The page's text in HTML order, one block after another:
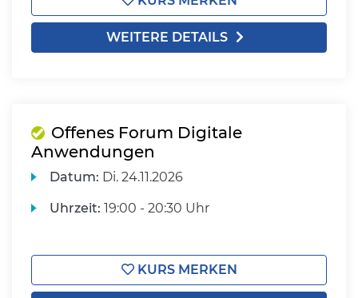
WEITERE DETAILS
Offenes Forum Digitale
Anwendungen
Datum: Di. 24.11.2026
Uhrzeit: 19:00 - 20:30 Uhr
KURS MERKEN